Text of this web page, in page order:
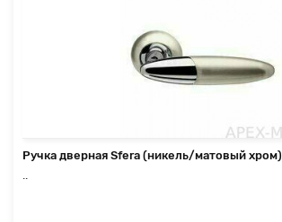
Ручка дверная Sfera (никель/матовый хром)